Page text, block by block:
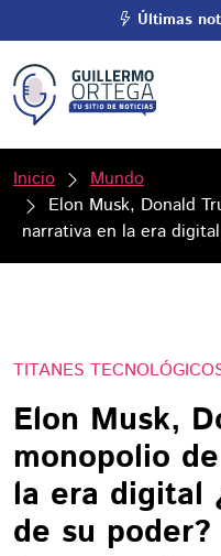
Últimas
Inicio
Mundo
Elon Musk, Donald
narrativa en la era
TITANES
Elon Musk,
monopolio
la era digital
de su poder?